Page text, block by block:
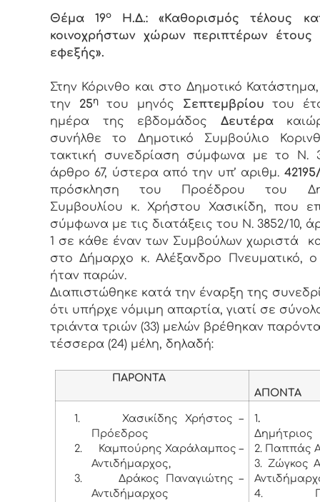
Θέμα 19ο
Η.Δ.: «Καθορισμός τέλους
κοινοχρήστων χώρων περιπτέρων έτους
εφεξής».
Στην Κόρινθο και στο Δημοτικό
την 25η του μηνός Σεπτεμβρίου του
ημέρα της εβδομάδος Δευτέρα
συνήλθε το Δημοτικό Συμβούλιο
τακτική συνεδρίαση σύμφωνα με το Ν.
άρθρο 67, ύστερα από την υπ’ αριθμ.
πρόσκληση του Προέδρου του
Συμβουλίου κ. Χρήστου Χασικίδη, που
σύμφωνα με τις διατάξεις του Ν. 3852/10,
1 σε κάθε έναν των Συμβούλων χωριστά
στο Δήμαρχο κ. Αλέξανδρο Πνευματικό,
ήταν παρών.
Διαπιστώθηκε κατά την έναρξη της
ότι υπήρχε νόμιμη απαρτία, γιατί σε
τριάντα τριών (33) μελών βρέθηκαν παρόντα
τέσσερα (24) μέλη, δηλαδή:
ΠΑΡΟΝΤΑ
ΑΠΟΝΤΑ
1.
Χασικίδης Χρήστος –
Πρόεδρος
2.
Καμπούρης Χαράλαμπος –
Αντιδήμαρχος,
3.
Δράκος Παναγιώτης –
Αντιδήμαρχος
1.
Δημήτριος
2. Παππάς
3. Ζώγκος
4.